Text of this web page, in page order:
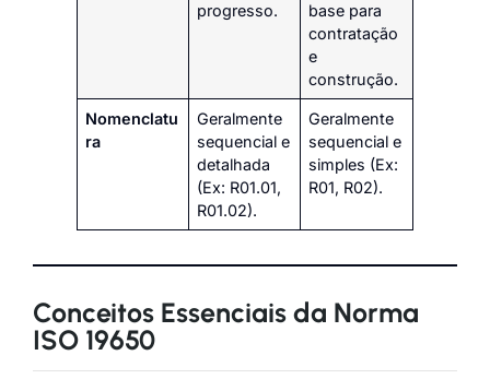
progresso.
base para
contratação
e
construção.
Nomenclatu
ra
Geralmente
sequencial e
detalhada
(Ex: R01.01,
R01.02).
Geralmente
sequencial e
simples (Ex:
R01, R02).
Conceitos Essenciais da Norma
ISO 19650